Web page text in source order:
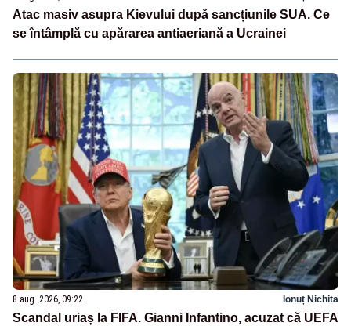
Atac masiv asupra Kievului după sancțiunile SUA. Ce
se întâmplă cu apărarea antiaeriană a Ucrainei
8 aug. 2026, 09:22 Ionuț Nichita
Scandal uriaș la FIFA. Gianni Infantino, acuzat că UEFA